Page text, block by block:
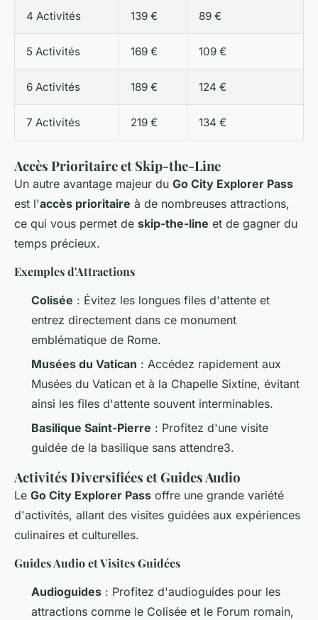
4 Activités 139 € 89 €
5 Activités 169 € 109 €
6 Activités 189 € 124 €
7 Activités 219 € 134 €
Accès Prioritaire et Skip-the-Line
Un autre avantage majeur du Go City Explorer Pass
est l'accès prioritaire à de nombreuses attractions,
ce qui vous permet de skip-the-line et de gagner du
temps précieux.
Exemples d'Attractions
Colisée : Évitez les longues files d'attente et
entrez directement dans ce monument
emblématique de Rome.
Musées du Vatican : Accédez rapidement aux
Musées du Vatican et à la Chapelle Sixtine, évitant
ainsi les files d'attente souvent interminables.
Basilique Saint-Pierre : Profitez d'une visite
guidée de la basilique sans attendre3.
Activités Diversifiées et Guides Audio
Le Go City Explorer Pass offre une grande variété
d'activités, allant des visites guidées aux expériences
culinaires et culturelles.
Guides Audio et Visites Guidées
Audioguides : Profitez d'audioguides pour les
attractions comme le Colisée et le Forum romain,